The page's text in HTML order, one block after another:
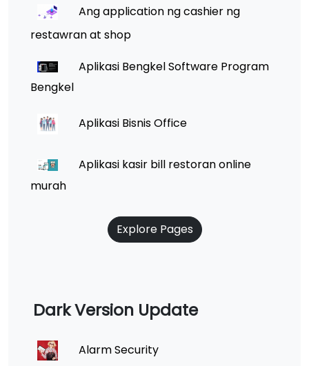
Ang application ng cashier ng
restawran at shop
Aplikasi Bengkel Software Program
Bengkel
Aplikasi Bisnis Office
Aplikasi kasir bill restoran online
murah
Explore Pages
Dark Version Update
Alarm Security